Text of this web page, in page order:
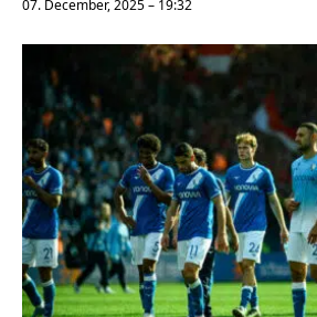
07. December, 2025 – 19:32